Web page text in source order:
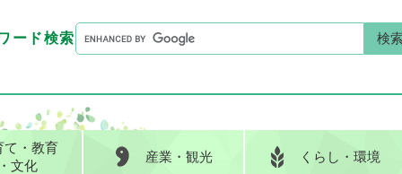
キーワード検索G
o
e
て ・教育
文化
産業 ・観光 くらし ・環境
ード検索
G
o
g
l